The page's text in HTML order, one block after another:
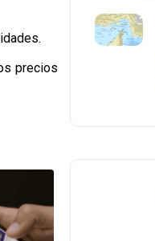
precios